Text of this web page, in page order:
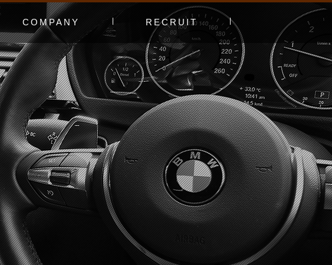
COMPANY
会社概要
スタッフ紹介
アクセスマップ
お問い合わせ
RECRUIT
エントリーフォーム
採用特集